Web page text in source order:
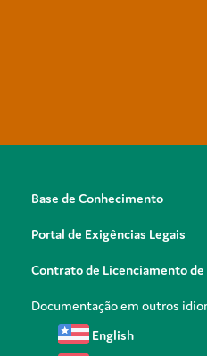
Base de Conhecimento
Portal de Exigências Legais
Contrato de Licenciamento
Documentação em outros
English